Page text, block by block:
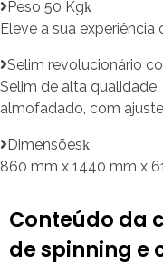
Peso 50 Kg
Eleve a sua
Selim revolucionário
Selim de alta
almofadado, com
Dimensões
860 mm x 1440 mm x
Conteúdo da
de spinning e